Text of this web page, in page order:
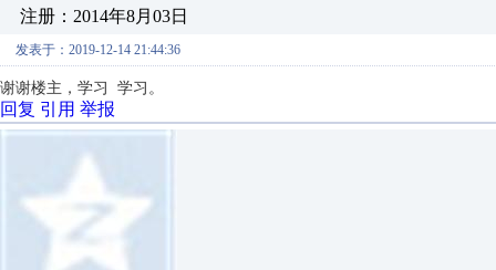
注册：2014年8月03日
发表于：2019-12-14 21:44:36
谢谢楼主，学习 学习。
回复 引用 举报